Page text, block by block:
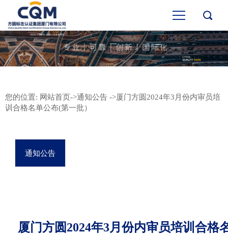
您的位置: 网站首页->通知公告 ->厦门方圆2024年3月份内审员培
训合格名单公布(第一批）
通知公告
厦门方圆2024年3月份内审员培训合格